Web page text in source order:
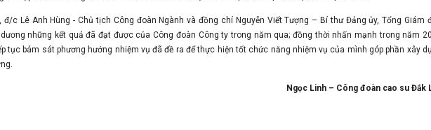
đ/c Lê Anh Hùng - Chủ tịch Công đoàn Ngành và đồng chí Nguyễn Viết Tượng – Bí thư Đảng ủy, Tổng Giám
những kết quả đã đạt được của Công đoàn Công ty trong năm qua; đồng thời nhấn mạnh trong năm
tục bám sát phương hướng nhiệm vụ đã đề ra để thực hiện tốt chức năng nhiệm vụ của mình góp phần xây
Ngọc Linh – Công đoàn cao su Đắk